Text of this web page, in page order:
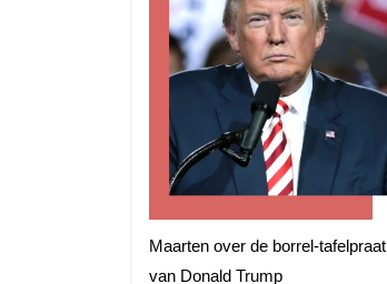
Maarten over de borrel-tafelpraat
van Donald Trump